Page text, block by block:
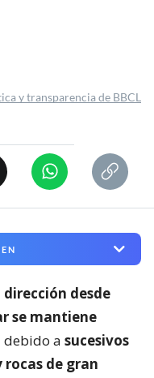
y transparencia de BBCL
desde
se mantiene
debido a sucesivos
de gran